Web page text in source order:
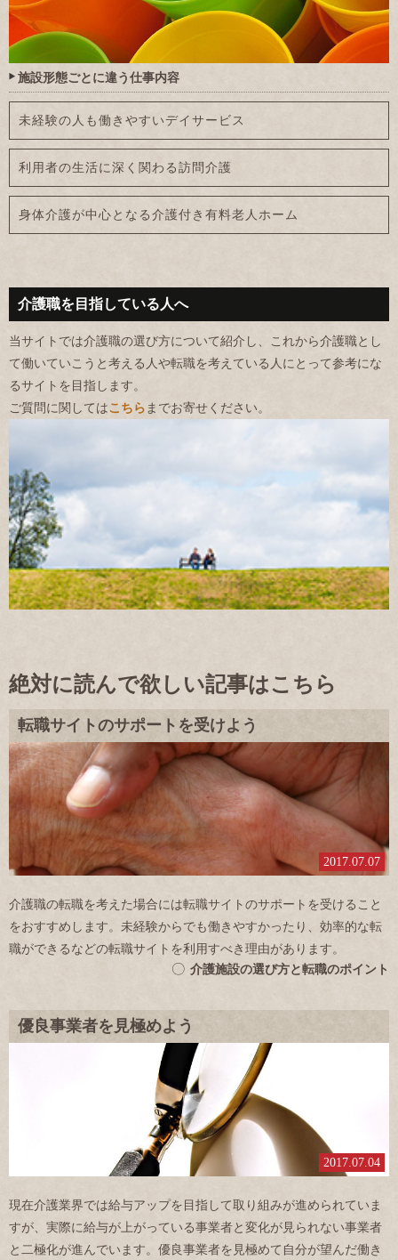
施設形態ごとに違う仕事内容
未経験の人も働きやすいデイサービス
利用者の生活に深く関わる訪問介護
身体介護が中心となる介護付き有料老人ホーム
介護職を目指している人へ
当サイトでは介護職の選び方について紹介し、これから介護職とし
て働いていこうと考える人や転職を考えている人にとって参考にな
るサイトを目指します。
ご質問に関してはこちら までお寄せください。
絶対に読んで欲しい記事はこちら
転職サイトのサポートを受けよう
2017.07.07
介護職の転職を考えた場合には転職サイトのサポートを受けること
をおすすめします。未経験からでも働きやすかったり、効率的な転
職ができるなどの転職サイトを利用すべき理由があります。
介護施設の選び方と転職のポイント
優良事業者を見極めよう
2017.07.04
現在介護業界では給与アップを目指して取り組みが進められていま
すが、実際に給与が上がっている事業者と変化が見られない事業者
と二極化が進んでいます。優良事業者を見極めて自分が望んだ働き